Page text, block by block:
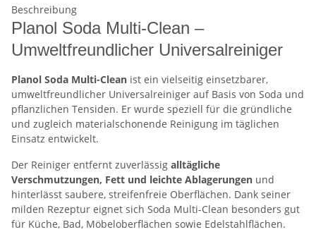
Beschreibung
Planol Soda Multi-Clean –
Umweltfreundlicher Universalreiniger
Planol Soda Multi-Clean ist ein vielseitig einsetzbarer,
umweltfreundlicher Universalreiniger auf Basis von Soda und
pflanzlichen Tensiden. Er wurde speziell für die gründliche
und zugleich materialschonende Reinigung im täglichen
Einsatz entwickelt.
Der Reiniger entfernt zuverlässig alltägliche
Verschmutzungen, Fett und leichte Ablagerungen und
hinterlässt saubere, streifenfreie Oberflächen. Dank seiner
milden Rezeptur eignet sich Soda Multi-Clean besonders gut
für Küche, Bad, Möbeloberflächen sowie Edelstahlflächen.